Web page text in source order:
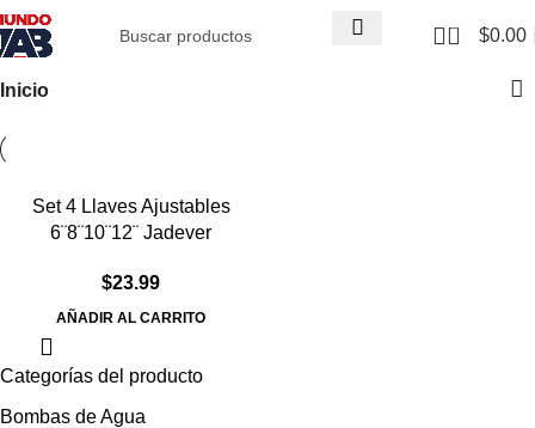
0 $0.00
Categorías del producto
Bombas de Agua
Inicio
Set 4 Llaves Ajustables
6¨8¨10¨12¨ Jadever
$23.99
AÑADIR AL CARRITO